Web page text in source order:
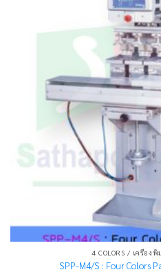
4 COLORS / เครื่อ
SPP-M4/S : Four Colors